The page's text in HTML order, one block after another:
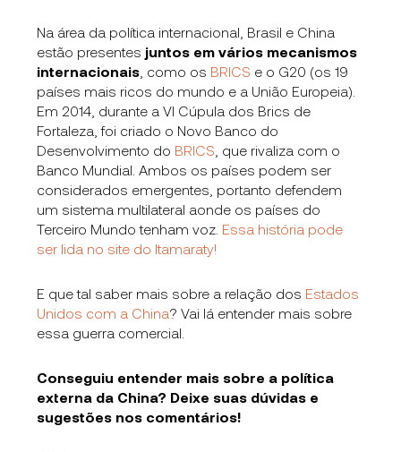
Na área da política internacional, Brasil e China
estão presentes juntos em vários mecanismos
internacionais , como os BRICS e o G20 (os 19
países mais ricos do mundo e a União Europeia).
Em 2014, durante a VI Cúpula dos Brics de
Fortaleza, foi criado o Novo Banco do
Desenvolvimento do BRICS , que rivaliza com o
Banco Mundial. Ambos os países podem ser
considerados emergentes, portanto defendem
um sistema multilateral aonde os países do
Terceiro Mundo tenham voz. Essa história pode
ser lida no site do Itamaraty!
E que tal saber mais sobre a relação dos Estados
Unidos com a China? Vai lá entender mais sobre
essa guerra comercial.
Conseguiu entender mais sobre a política
externa da China? Deixe suas dúvidas e
sugestões nos comentários!